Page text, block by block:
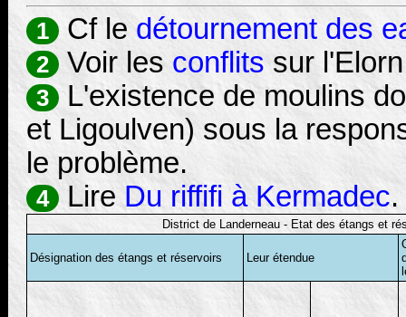
1 Cf le détournement des
2 Voir les conflits sur
3
L'existence de moulins
et Ligoulven) sous la
le problème.
4 Lire Du riffifi à Kermadec.
District de Landerneau - Etat des étangs et
Désignation des étangs et réservoirs Leur étendue